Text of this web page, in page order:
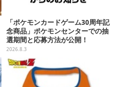
「ポケモンカードゲーム30周年記
念商品」ポケモンセンターでの抽
選期間と応募方法が公開！
2026.8.3